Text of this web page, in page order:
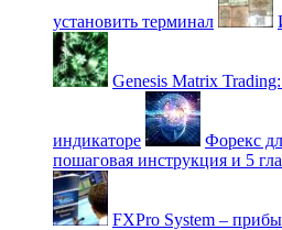
установить терминал
Genesis Matrix
индикаторе
Форекс
пошаговая инструкция и 5
FXPro System –